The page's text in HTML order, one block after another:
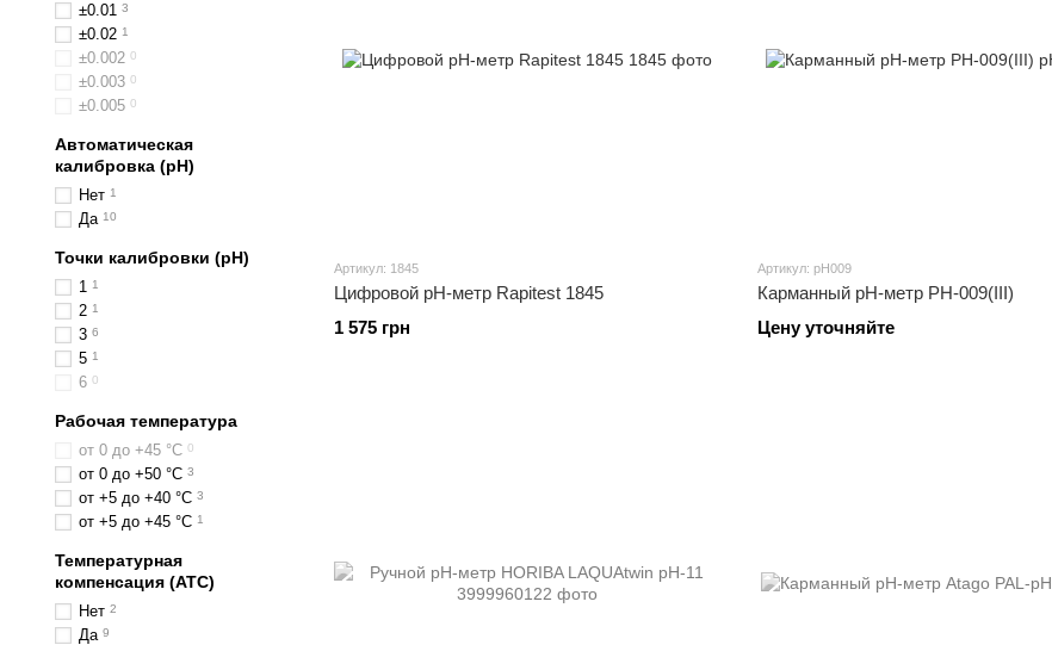
Артикул: 1845
Цифровой pH-метр Rapitest 1845
1 575 грн
Артикул: pH009
Карманный pH-метр PH-009(III)
Цену уточняйте
±0.01 3
±0.02 1
±0.002 0
±0.003 0
±0.005 0
Автоматическая
калибровка (pH)
Нет 1
Да 10
Точки калибровки (pH)
1 1
2 1
3 6
5 1
6 0
Рабочая температура
от 0 до +45 °C 0
от 0 до +50 °C 3
от +5 до +40 °C 3
от +5 до +45 °C 1
Температурная
компенсация (ATC)
Нет 2
Да 9